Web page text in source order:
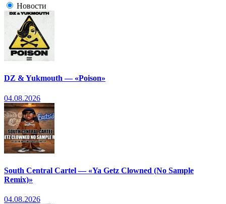
Новости
DZ & Yukmouth — «Poison»
04.08.2026
South Central Cartel — «Ya Getz Clowned (No Sample
Remix)»
04.08.2026